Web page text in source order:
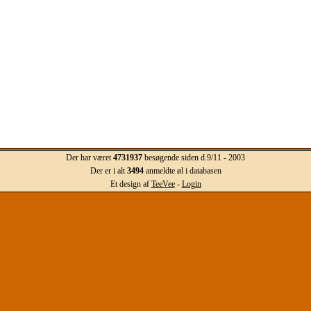
Der har været4731937besøgende siden d.9/11 - 2003
Der er i alt3494anmeldte øl i databasen
Et design af TeeVee- Login